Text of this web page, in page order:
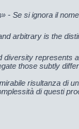
- Se si ignora il
arbitrary is the
diversity represents
those subtly
risultanza di
di questi